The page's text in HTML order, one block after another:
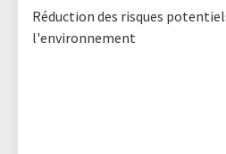
Réduction des risques
l'environnement